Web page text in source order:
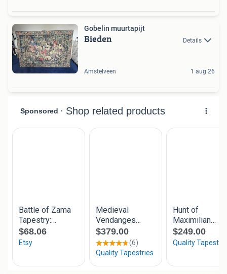
Gobelin muurtapijt
Bieden Details
Amstelveen 1 aug 26